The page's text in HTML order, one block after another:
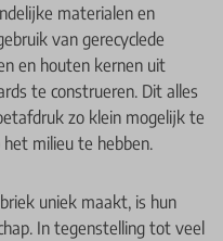
materialen en
van gerecyclede
en houten kernen uit
te construeren. Dit alles
zo klein mogelijk te
milieu te hebben.
uniek maakt, is hun
In tegenstelling tot veel